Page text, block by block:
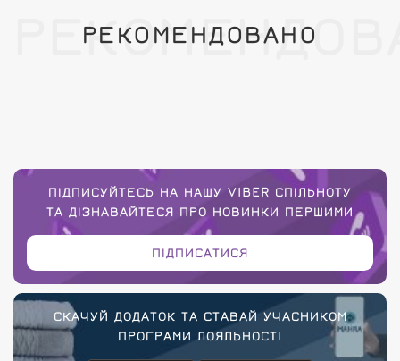
РЕКОМЕНДОВАНО
ПІДПИСУЙТЕСЬ НА НАШУ VIBER СПІЛЬНОТУ
ТА ДІЗНАВАЙТЕСЯ ПРО НОВИНКИ ПЕРШИМИ
ПІДПИСАТИСЯ
СКАЧУЙ ДОДАТОК ТА СТАВАЙ УЧАСНИКОМ
ПРОГРАМИ ЛОЯЛЬНОСТІ